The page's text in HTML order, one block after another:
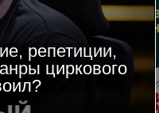
репетиции,
циркового